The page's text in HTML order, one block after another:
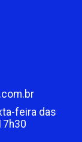
feira das